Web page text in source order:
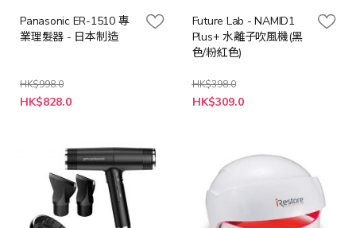
Panasonic ER-1510 專
業理髮器 - 日本制造
HK$998.0
特
殊
HK$828.0
Future Lab - NAMID1
Plus+ 水離子吹風機(黑
色/粉紅色)
HK$398.0
HK$309.0